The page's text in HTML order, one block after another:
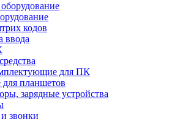
кодов
ввода
для ПК
планшетов
зарядные устройства
звонки